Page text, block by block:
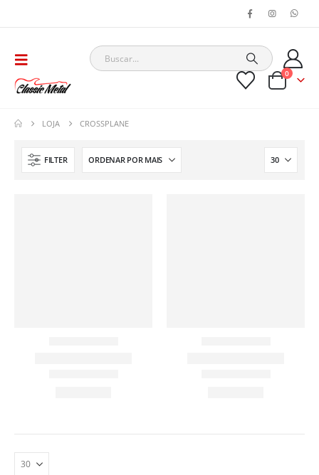
0
LOJA CROSSPLANE
FILTER